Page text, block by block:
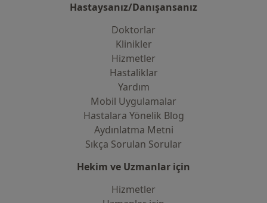
Hastaysanız/Danışansanız
Doktorlar
Klinikler
Hizmetler
Hastaliklar
Yardım
Mobil Uygulamalar
Hastalara Yönelik Blog
Aydınlatma Metni
Sıkça Sorulan Sorular
Hekim ve Uzmanlar için
Hizmetler